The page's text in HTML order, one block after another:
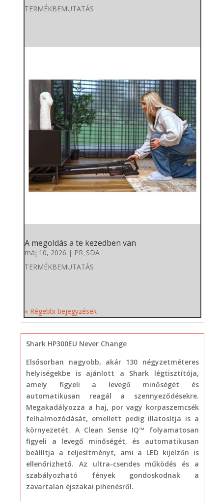
TERMÉKBEMUTATÁS
A megoldás a te kezedben van
máj 10, 2026 | PR_SDA
TERMÉKBEMUTATÁS
« Régebbi bejegyzések
Shark HP300EU Never Change
Elsősorban nagyobb, akár 130 négyzetméteres
helyiségekbe is ajánlott a Shark légtisztítója,
amely figyeli a levegő minőségét és
automatikusan reagál a szennyeződésekre.
Megakadályozza a haj, por vagy korpaszemcsék
felhalmozódását, emellett pedig illatosítja is a
környezetét. A Clean Sense IQ™ folyamatosan
figyeli a levegő minőségét, és automatikusan
beállítja a teljesítményt, ami a LED kijelzőn is
ellenőrizhető. Az ultra-csendes működés és a
szabályozható fények gondoskodnak a
zavartalan éjszakai pihenésről.